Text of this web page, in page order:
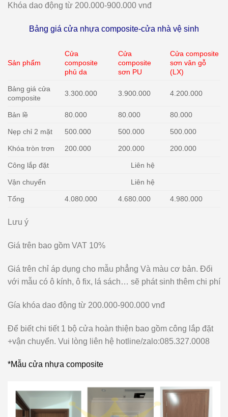
Khóa dao động từ 200.000-900.000 vnđ
Bảng giá cửa nhựa composite-cửa nhà vệ sinh
Sản phẩm
Cửa
composite
phủ da
Cửa
composite
sơn PU
Cửa composite
sơn vân gỗ
(LX)
Bảng giá cửa
composite
3.300.000 3.900.000 4.200.000
Bản lề 80.000 80.000 80.000
Nẹp chỉ 2 mặt 500.000 500.000 500.000
Khóa tròn trơn 200.000 200.000 200.000
Công lắp đặt Liên hệ
Vận chuyển Liên hệ
Tổng 4.080.000 4.680.000 4.980.000
Lưu ý
Giá trên bao gồm VAT 10%
Giá trên chỉ áp dụng cho mẫu phẳng Và màu cơ bản. Đối
với mẫu có ô kính, ô fix, lá sách… sẽ phát sinh thêm chi phí
Gía khóa dao động từ 200.000-900.000 vnđ
Để biết chi tiết 1 bộ cửa hoàn thiện bao gồm công lắp đặt
+vận chuyển. Vui lòng liên hệ hotline/zalo:085.327.0008
*Mẫu cửa nhựa composite